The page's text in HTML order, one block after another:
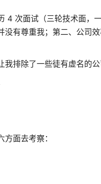
4 次面试（三轮技术面，
有尊重我；第二、公司
排除了一些徒有虚名的公
面去考察：